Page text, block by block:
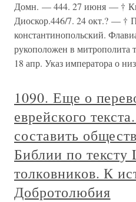
Домн. — 444. 27 июня — †
Диоскор.446/7. 24 окт.? — †
константинопольский.
рукоположен в митрополита
18 апр. Указ императора о
1090. Еще о
еврейского
составить
Библии по тексту
толковников. К
Добротолюбия